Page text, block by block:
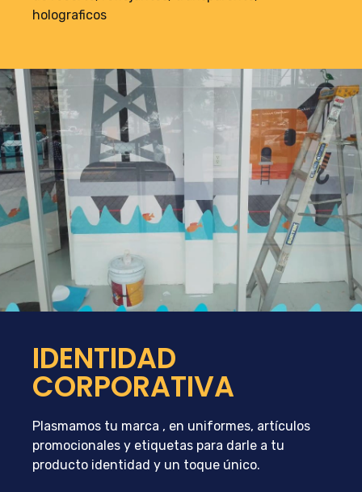
holograficos
IDENTIDAD
CORPORATIVA
Plasmamos tu marca , en uniformes, artículos
promocionales y etiquetas para darle a tu
producto identidad y un toque único.